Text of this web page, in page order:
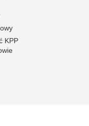
KPP